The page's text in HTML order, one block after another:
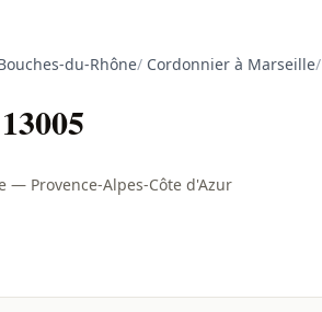
du-Rhône/ Cordonnier à Marseille/
— Provence-Alpes-Côte d'Azur